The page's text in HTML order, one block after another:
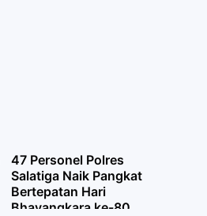
47 Personel Polres
Salatiga Naik Pangkat
Bertepatan Hari
Bhayangkara ke-80,